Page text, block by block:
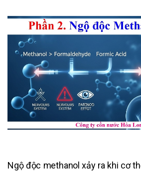
Ngộ độc methanol xảy ra khi cơ